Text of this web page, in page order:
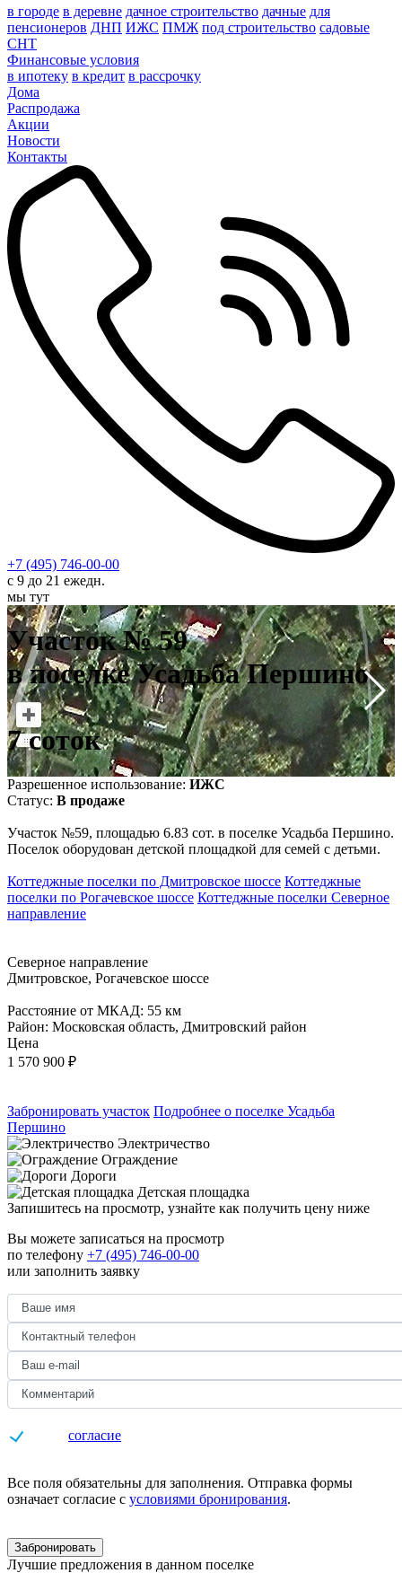
в городе в деревне дачное строительство дачные для
пенсионеров ДНП ИЖС ПМЖ под строительство садовые
СНТ
Финансовые условия
в ипотеку в кредит в рассрочку
Дома
Распродажа
Акции
Новости
Контакты
+7 (495) 746-00-00
с 9 до 21 ежедн.
мы тут
Участок № 59
в поселке Усадьба Першино
7 соток
Разрешенное использование: ИЖС
Статус: В продаже
Участок №59, площадью 6.83 сот. в поселке Усадьба Першино.
Поселок оборудован детской площадкой для семей с детьми.
Коттеджные поселки по Дмитровское шоссе Коттеджные
поселки по Рогачевское шоссе Коттеджные поселки Северное
направление
Северное направление
Дмитровское, Рогачевское шоссе
Расстояние от МКАД: 55 км
Район: Московская область, Дмитровский район
Цена
1 570 900 ₽
Забронировать участок Подробнее о поселке Усадьба
Першино
Электричество
Ограждение
Дороги
Детская площадка
Запишитесь на просмотр, узнайте как получить цену ниже
Вы можете записаться на просмотр
по телефону +7 (495) 746-00-00
или заполнить заявку
согласие
Все поля обязательны для заполнения. Отправка формы
означает согласие с условиями бронирования.
Забронировать
Лучшие предложения в данном поселке